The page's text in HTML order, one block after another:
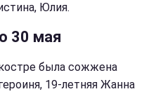
Юлия.
30 мая
была сожжена
19-летняя Жанна